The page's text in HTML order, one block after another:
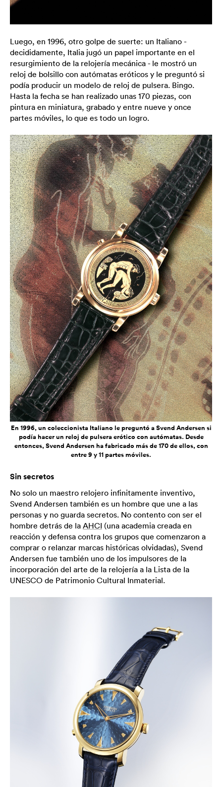
Luego, en 1996, otro golpe de suerte: un Italiano -
decididamente, Italia jugó un papel importante en el
resurgimiento de la relojería mecánica - le mostró un
reloj de bolsillo con autómatas eróticos y le preguntó si
podía producir un modelo de reloj de pulsera. Bingo.
Hasta la fecha se han realizado unas 170 piezas, con
pintura en miniatura, grabado y entre nueve y once
partes móviles, lo que es todo un logro.
En 1996, un coleccionista Italiano le preguntó a Svend Andersen si
podía hacer un reloj de pulsera erótico con autómatas. Desde
entonces, Svend Andersen ha fabricado más de 170 de ellos, con
entre 9 y 11 partes móviles.
Sin secretos
No solo un maestro relojero infinitamente inventivo,
Svend Andersen también es un hombre que une a las
personas y no guarda secretos. No contento con ser el
hombre detrás de la AHCI (una academia creada en
reacción y defensa contra los grupos que comenzaron a
comprar o relanzar marcas históricas olvidadas), Svend
Andersen fue también uno de los impulsores de la
incorporación del arte de la relojería a la Lista de la
UNESCO de Patrimonio Cultural Inmaterial.